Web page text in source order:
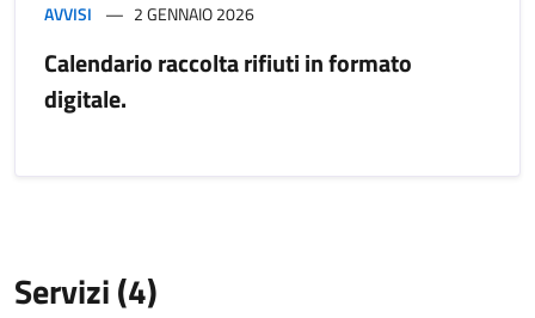
AVVISI 2 GENNAIO 2026
Calendario raccolta rifiuti in formato
digitale.
Servizi (4)